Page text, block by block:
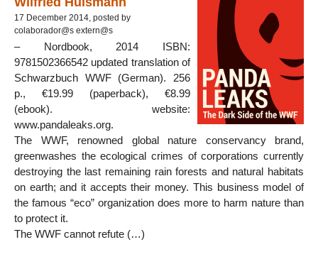
17 December 2014, posted by
colaborador@s extern@s
– Nordbook, 2014 ISBN:
9781502366542 updated translation of
Schwarzbuch WWF (German). 256
p., €19.99 (paperback), €8.99
(ebook). website:
www.pandaleaks.org.
The WWF, renowned global nature conservancy brand,
greenwashes the ecological crimes of corporations currently
destroying the last remaining rain forests and natural habitats
on earth; and it accepts their money. This business model of
the famous “eco” organization does more to harm nature than
to protect it.
The WWF cannot refute (…)